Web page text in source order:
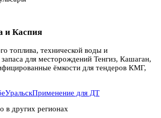
и Каспия
топлива, технической воды и
для месторождений Тенгиз, Кашаган,
ёмкости для тендеров КМГ,
УральскПрименение для ДТ
в других регионах